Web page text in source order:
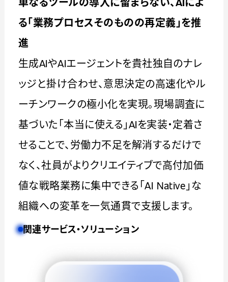
る「業務プロセスそのものの再定義」を推
進
生成AIやAIエージェントを貴社独自のナレ
ッジと掛け合わせ、意思決定の高速化やル
ーチンワークの極小化を実現。現場調査に
基づいた「本当に使える」AIを実装・定着さ
せることで、労働力不足を解消するだけで
なく、社員がよりクリエイティブで高付加価
値な戦略業務に集中できる「AI Native」な
組織への変革を一気通貫で支援します。
関連サービス・ソリューション